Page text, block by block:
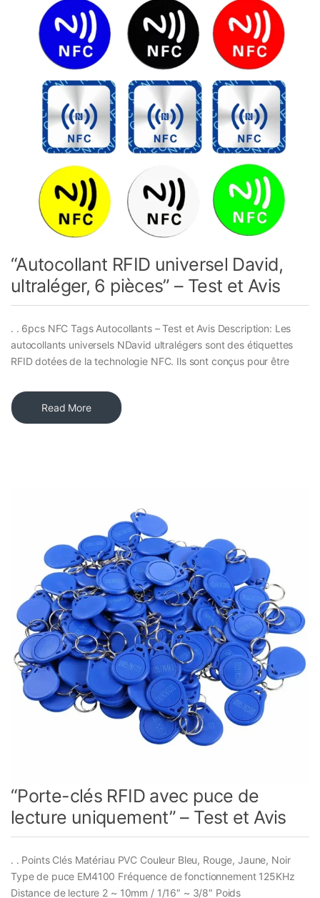
“Autocollant RFID universel David,
ultraléger, 6 pièces” – Test et Avis
. . 6pcs NFC Tags Autocollants – Test et Avis Description: Les
autocollants universels NDavid ultralégers sont des étiquettes
RFID dotées de la technologie NFC. Ils sont conçus pour être
Read More
“Porte-clés RFID avec puce de
lecture uniquement” – Test et Avis
. . Points Clés Matériau PVC Couleur Bleu, Rouge, Jaune, Noir
Type de puce EM4100 Fréquence de fonctionnement 125KHz
Distance de lecture 2 ~ 10mm / 1/16″ ~ 3/8″ Poids